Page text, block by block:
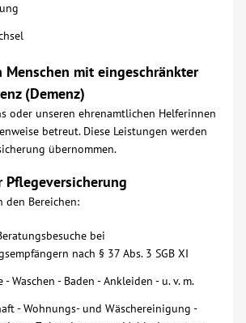
Menschen mit eingeschränkter
(Demenz)
oder unseren ehrenamtlichen Helferinnen
betreut. Diese Leistungen werden
übernommen.
Pflegeversicherung
den Bereichen:
bei
nach § 37 Abs. 3 SGB XI
Waschen - Baden - Ankleiden - u. v. m.
- Wohnungs- und Wäschereinigung -